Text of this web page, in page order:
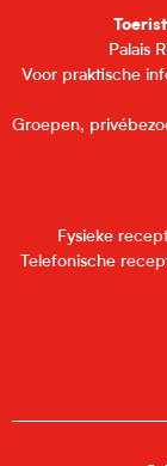
Palais
Voor praktische
Groepen,
Fysieke
Telefonische